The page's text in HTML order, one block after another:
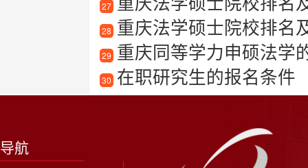
27
28 重庆法学硕士院校排名
29 重庆同等学力申硕法学
30 在职研究生的报名条件
导航